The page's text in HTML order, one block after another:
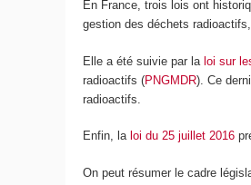
En France, trois lois ont
gestion des déchets
Elle a été suivie par laloi sur
radioactifs (PNGMDR). Ce
radioactifs.
Enfin, la loi du 25 juillet 2016
On peut résumer le cadre